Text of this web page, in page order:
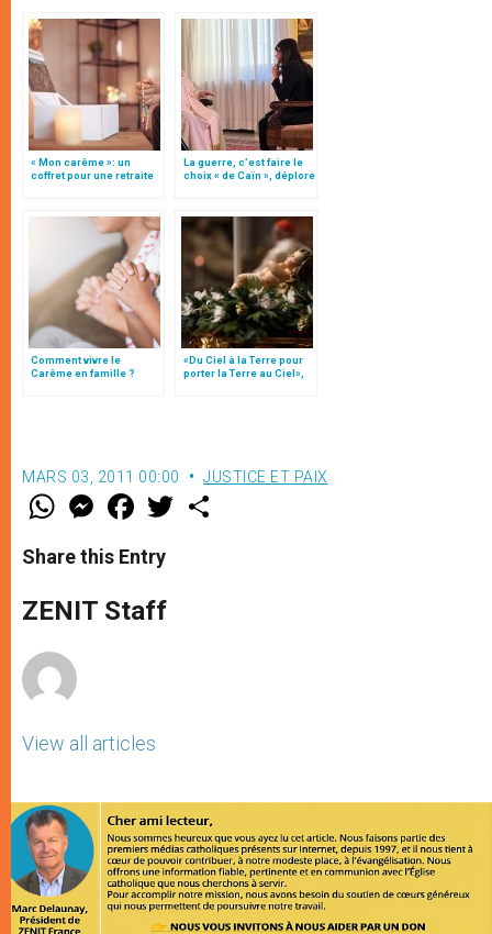
« Mon carême »: un
coffret pour une retraite
missionnaires
La guerre, c’est faire le
choix « de Caïn », déplore
Comment vivre le
Carême en famille ?
«Du Ciel à la Terre pour
porter la Terre au Ciel»,
MARS 03, 2011 00:00 JUSTICE ET PAIX
W
t
s
p
p
M
e
s
e
g
e
F
a
e
b
o
k
w
Share this Entry
ZENIT Staff
View all articles